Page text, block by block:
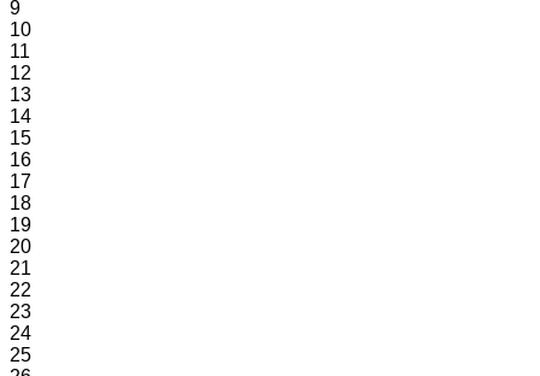
9
10
11
12
13
14
15
16
17
18
19
20
21
22
23
24
25